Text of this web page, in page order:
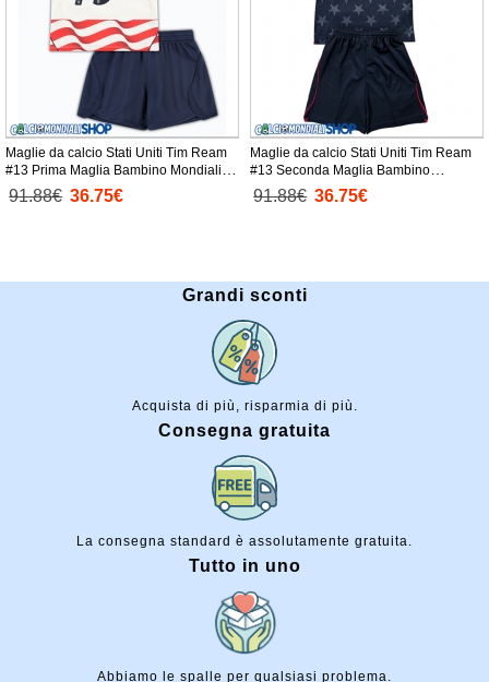
Maglie da calcio Stati Uniti Tim Ream
#13 Prima Maglia Bambino Mondiali
2026 Manica Corta + Pantaloni corti)
91.88€ 36.75€
Maglie da calcio Stati Uniti Tim Ream
#13 Seconda Maglia Bambino
Mondiali 2026 Manica Corta +
Pantaloni corti)
91.88€ 36.75€
Grandi sconti
Acquista di più, risparmia di più.
Consegna gratuita
La consegna standard è assolutamente gratuita.
Tutto in uno
Abbiamo le spalle per qualsiasi problema.